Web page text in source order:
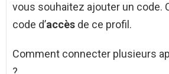
vous souhaitez ajouter un code.
code d’accès de ce profil.
Comment connecter plusieurs